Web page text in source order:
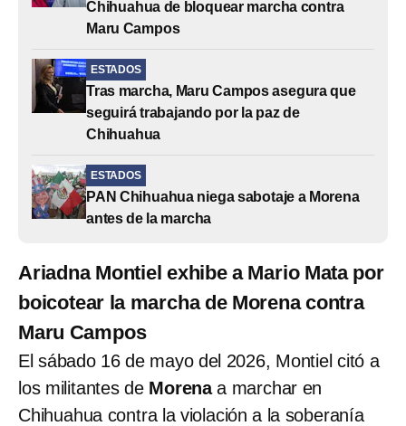
Chihuahua de bloquear marcha contra
Maru Campos
ESTADOS
Tras marcha, Maru Campos asegura que
seguirá trabajando por la paz de
Chihuahua
ESTADOS
PAN Chihuahua niega sabotaje a Morena
antes de la marcha
Ariadna Montiel exhibe a Mario Mata por
boicotear la marcha de Morena contra
Maru Campos
El sábado 16 de mayo del 2026, Montiel citó a
los militantes de Morenaa marchar en
Chihuahua contra la violación a la soberanía